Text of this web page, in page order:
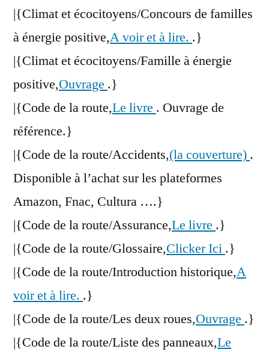
|{Climat et écocitoyens/Concours de familles
à énergie positive,A voir et à lire. .}
|{Climat et écocitoyens/Famille à énergie
positive,Ouvrage .}
|{Code de la route,Le livre . Ouvrage de
référence.}
|{Code de la route/Accidents,(la couverture) .
Disponible à l’achat sur les plateformes
Amazon, Fnac, Cultura ….}
|{Code de la route/Assurance,Le livre .}
|{Code de la route/Glossaire,Clicker Ici .}
|{Code de la route/Introduction historique,A
voir et à lire. .}
|{Code de la route/Les deux roues,Ouvrage .}
|{Code de la route/Liste des panneaux,Le